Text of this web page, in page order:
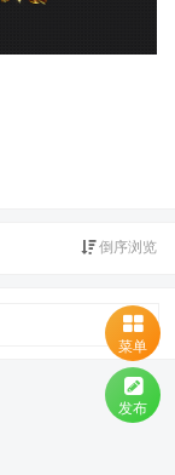
倒序浏览
菜单
发布